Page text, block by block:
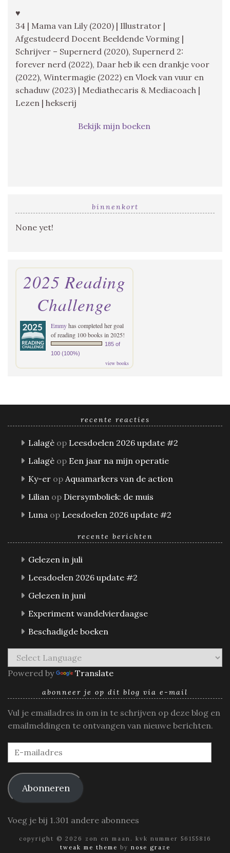
♥
34 | Mama van Lily (2020) | Illustrator |
Afgestudeerd Docent Beeldende Vorming |
Schrijver – Supernerd (2020), Supernerd 2:
forever nerd (2022), Daar heb ik een drankje voor
(2022), Wintermagie (2022) en Vloek van vuur en
schaduw (2023) | Mediathecaris & Mediacoach |
Lezen | hekserij
Bekijk mijn boeken
binnenkort
None yet!
2025 Reading
Challenge
Emmyhas completed her goal
of reading 100 books in 2025!
185 of
100 (100%)
view books
recente reacties
Lalagè op Leesdoelen 2026 update #2
Lalagè op Een jaar na mijn operatie
Ky-er op Aquamarkers van de action
Lilian op Diersymboliek: de muis
Luna op Leesdoelen 2026 update #2
recente berichten
Gelezen in juli
Leesdoelen 2026 update #2
Gelezen in juni
Experiment wandelvierdaagse
Beschadigde boeken
Powered by Translate
abonneer je op dit blog via e-mail
Vul je emailadres in om in te schrijven op deze blog en
emailmeldingen te ontvangen van nieuwe berichten.
E-
mailadres
Abonneren
Voeg je bij 1.301 andere abonnees
copyright © 2026 zon en maan. kvk nummer 56155816
tweak me theme by nose graze